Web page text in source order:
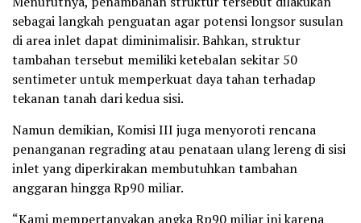
sebagai langkah penguatan agar potensi longsor susulan
di area inlet dapat diminimalisir. Bahkan, struktur
tambahan tersebut memiliki ketebalan sekitar 50
sentimeter untuk memperkuat daya tahan terhadap
tekanan tanah dari kedua sisi.
Namun demikian, Komisi III juga menyoroti rencana
penanganan regrading atau penataan ulang lereng di sisi
inlet yang diperkirakan membutuhkan tambahan
anggaran hingga Rp90 miliar.
“Kami mempertanyakan angka Rp90 miliar ini karena